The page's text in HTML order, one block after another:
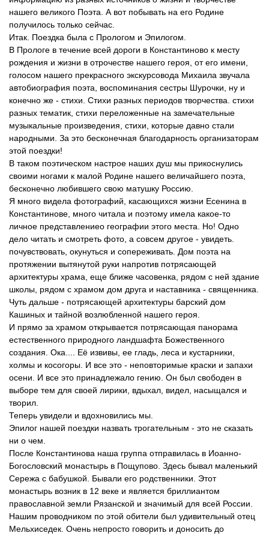
нашего великого Поэта. А вот побывать на его Родине
получилось только сейчас.
Итак. Поездка была с Прологом и Эпилогом.
В Прологе в течение всей дороги в Константиново к месту
рождения и жизни в отрочестве нашего героя, от его имени,
голосом нашего прекрасного экскурсовода Михаила звучала
автобиография поэта, воспоминания сестры Шурочки, ну и
конечно же - стихи. Стихи разных периодов творчества. стихи
разных тематик, стихи переложенные на замечательные
музыкальные произведения, стихи, которые давно стали
народными. За это бесконечная благодарность организаторам
этой поездки!
В таком поэтическом настрое наших душ мы прикоснулись
своими ногами к малой Родине нашего величайшего поэта,
бесконечно любившего свою матушку Россию.
Я много видела фотографий, касающихся жизни Есенина в
Константинове, много читала и поэтому имела какое-то
личное представлениео географии этого места. Но! Одно
дело читать и смотреть фото, а совсем другое - увидеть.
почувствовать, окунуться и сопереживать. Дом поэта на
протяжении вытянутой руки напротив потрясающей
архитектуры храма, еще ближе часовенка, рядом с ней здание
школы, рядом с храмом дом друга и наставника - священника.
Чуть дальше - потрясающей архитектуры барский дом
Кашиных и тайной возлюбленной нашего героя.
И прямо за храмом открывается потрясающая панорама
естественного природного ландшафта Божественного
создания. Ока.... Её извивы, ее гладь, леса и кустарники,
холмы и косогоры. И все это - неповторимые краски и запахи
осени. И все это принадлежало гению. Он был свободен в
выборе тем для своей лирики, вдыхал, видел, насыщался и
творил.
Теперь увидели и вдохновились мы.
Эпилог нашей поездки назвать трогательным - это не сказать
ни о чем.
После Константинова наша группа отправилась в Иоанно-
Богословский монастырь в Пощупово. Здесь бывал маленький
Сережа с бабушкой. Бывали его родственники. Этот
монастырь возник в 12 веке и является бриллиантом
православной земли Рязанской и значимый для всей России.
Нашим проводником по этой обители был удивительный отец
Мельхиседек. Очень непросто говорить и доносить до